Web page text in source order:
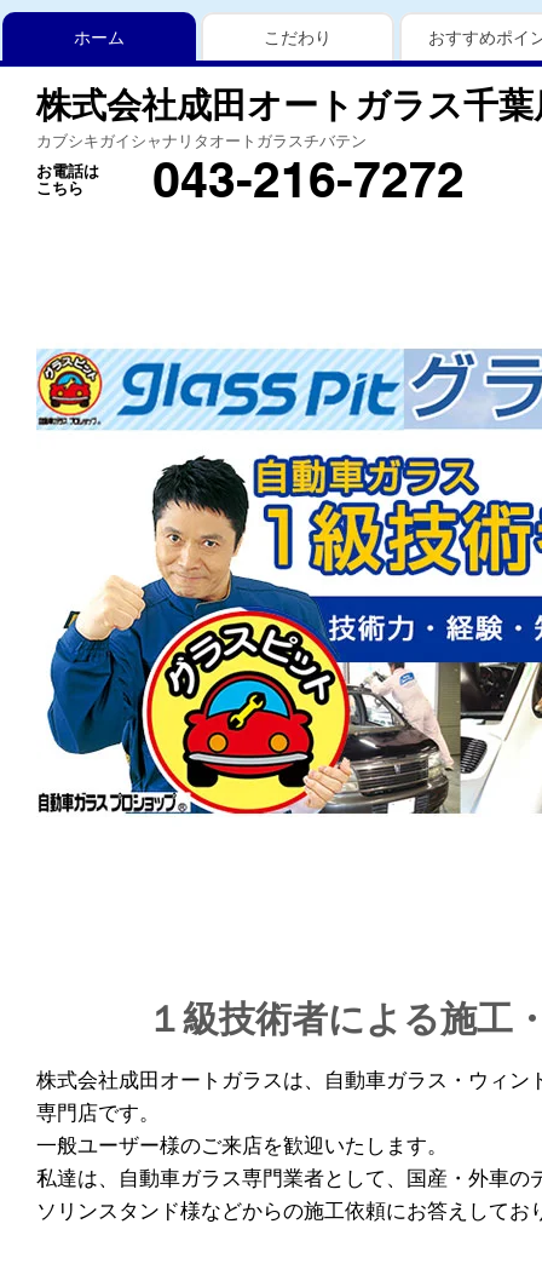
ホーム こだわり おすすめポイ
株式会社成田オートガラス千葉
カブシキガイシャナリタオートガラスチバテン
お電話は
こちら
043-216-7272
１級技術者による施工
株式会社成田オートガラスは、自動車ガラス・ウィ
専門店です。
一般ユーザー様のご来店を歓迎いたします。
私達は、自動車ガラス専門業者として、国産・外車
ソリンスタンド様などからの施工依頼にお答えしてお